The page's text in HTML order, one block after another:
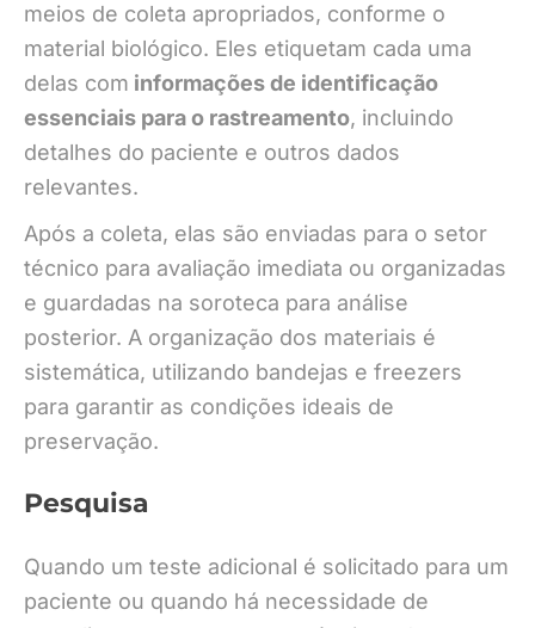
meios de coleta apropriados, conforme o
material biológico. Eles etiquetam cada uma
delas com informações de identificação
essenciais para o rastreamento, incluindo
detalhes do paciente e outros dados
relevantes.
Após a coleta, elas são enviadas para o setor
técnico para avaliação imediata ou organizadas
e guardadas na soroteca para análise
posterior. A organização dos materiais é
sistemática, utilizando bandejas e freezers
para garantir as condições ideais de
preservação.
Pesquisa
Quando um teste adicional é solicitado para um
paciente ou quando há necessidade de